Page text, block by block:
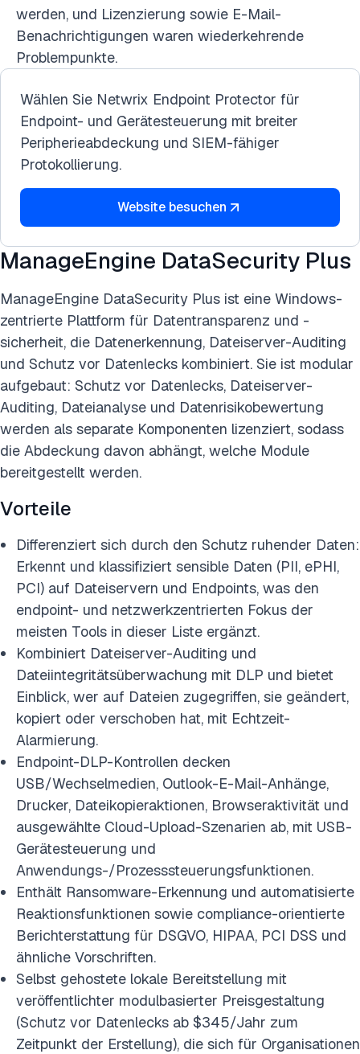
werden, und Lizenzierung sowie E-Mail-
Benachrichtigungen waren wiederkehrende
Problempunkte.
Wählen Sie Netwrix Endpoint Protector für
Endpoint- und Gerätesteuerung mit breiter
Peripherieabdeckung und SIEM-fähiger
Protokollierung.
Website besuchen
ManageEngine DataSecurity Plus
ManageEngine DataSecurity Plus ist eine Windows-
zentrierte Plattform für Datentransparenz und -
sicherheit, die Datenerkennung, Dateiserver-Auditing
und Schutz vor Datenlecks kombiniert. Sie ist modular
aufgebaut: Schutz vor Datenlecks, Dateiserver-
Auditing, Dateianalyse und Datenrisikobewertung
werden als separate Komponenten lizenziert, sodass
die Abdeckung davon abhängt, welche Module
bereitgestellt werden.
Vorteile
Differenziert sich durch den Schutz ruhender Daten:
Erkennt und klassifiziert sensible Daten (PII, ePHI,
PCI) auf Dateiservern und Endpoints, was den
endpoint- und netzwerkzentrierten Fokus der
meisten Tools in dieser Liste ergänzt.
Kombiniert Dateiserver-Auditing und
Dateiintegritätsüberwachung mit DLP und bietet
Einblick, wer auf Dateien zugegriffen, sie geändert,
kopiert oder verschoben hat, mit Echtzeit-
Alarmierung.
Endpoint-DLP-Kontrollen decken
USB/Wechselmedien, Outlook-E-Mail-Anhänge,
Drucker, Dateikopieraktionen, Browseraktivität und
ausgewählte Cloud-Upload-Szenarien ab, mit USB-
Gerätesteuerung und
Anwendungs-/Prozesssteuerungsfunktionen.
Enthält Ransomware-Erkennung und automatisierte
Reaktionsfunktionen sowie compliance-orientierte
Berichterstattung für DSGVO, HIPAA, PCI DSS und
ähnliche Vorschriften.
Selbst gehostete lokale Bereitstellung mit
veröffentlichter modulbasierter Preisgestaltung
(Schutz vor Datenlecks ab $345/Jahr zum
Zeitpunkt der Erstellung), die sich für Organisationen